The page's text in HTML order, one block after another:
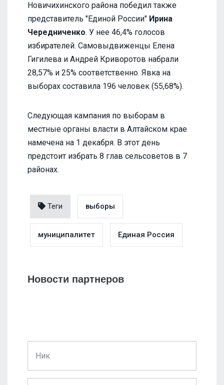
Новичихинского района победил также
представитель "Единой России" Ирина
Чередниченко. У нее 46,4% голосов
избирателей. Самовыдвиженцы Елена
Гигилева и Андрей Криворотов набрали
28,57% и 25% соответственно. Явка на
выборах составила 196 человек (55,68%).
Следующая кампания по выборам в
местные органы власти в Алтайском крае
намечена на 1 декабря. В этот день
предстоит избрать 8 глав сельсоветов в 7
районах.
Теги выборы
муниципалитет Единая Россия
Новости партнеров